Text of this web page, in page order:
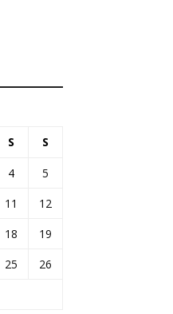
S S
4
5
11
12
18
19
25
26